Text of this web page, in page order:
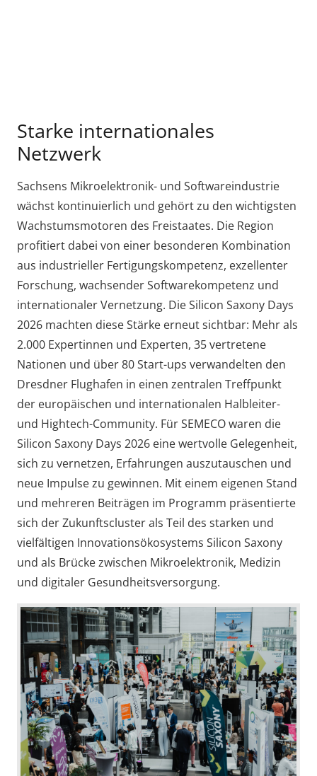
Starke internationales
Netzwerk
Sachsens Mikroelektronik- und Softwareindustrie
wächst kontinuierlich und gehört zu den wichtigsten
Wachstumsmotoren des Freistaates. Die Region
profitiert dabei von einer besonderen Kombination
aus industrieller Fertigungskompetenz, exzellenter
Forschung, wachsender Softwarekompetenz und
internationaler Vernetzung. Die Silicon Saxony Days
2026 machten diese Stärke erneut sichtbar: Mehr als
2.000 Expertinnen und Experten, 35 vertretene
Nationen und über 80 Start-ups verwandelten den
Dresdner Flughafen in einen zentralen Treffpunkt
der europäischen und internationalen Halbleiter-
und Hightech-Community. Für SEMECO waren die
Silicon Saxony Days 2026 eine wertvolle Gelegenheit,
sich zu vernetzen, Erfahrungen auszutauschen und
neue Impulse zu gewinnen. Mit einem eigenen Stand
und mehreren Beiträgen im Programm präsentierte
sich der Zukunftscluster als Teil des starken und
vielfältigen Innovationsökosystems Silicon Saxony
und als Brücke zwischen Mikroelektronik, Medizin
und digitaler Gesundheitsversorgung.